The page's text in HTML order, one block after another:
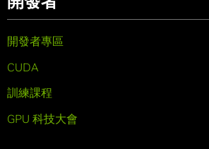
開發者專區
CUDA
訓練課程
GPU 科技大會